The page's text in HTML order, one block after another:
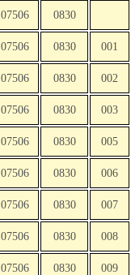
07506 0830
07506 0830 001
07506 0830 002
07506 0830 003
07506 0830 005
07506 0830 006
07506 0830 007
07506 0830 008
07506 0830 009